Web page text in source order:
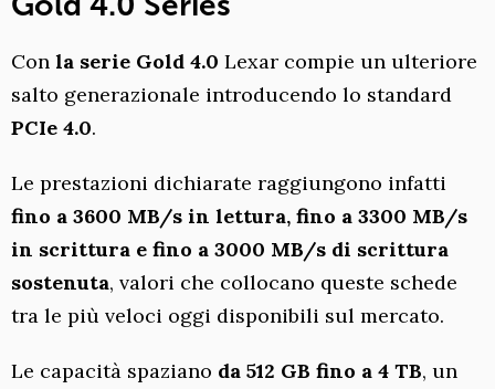
Con la serie Gold 4.0 Lexar compie un ulteriore
salto generazionale introducendo lo standard
PCIe 4.0.
Le prestazioni dichiarate raggiungono infatti
fino a 3600 MB/s in lettura, fino a 3300 MB/s
in scrittura e fino a 3000 MB/s di scrittura
sostenuta, valori che collocano queste schede
tra le più veloci oggi disponibili sul mercato.
Le capacità spaziano da 512 GB fino a 4 TB, un